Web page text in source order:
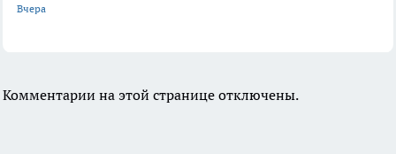
Вчера
Комментарии на этой странице отключены.